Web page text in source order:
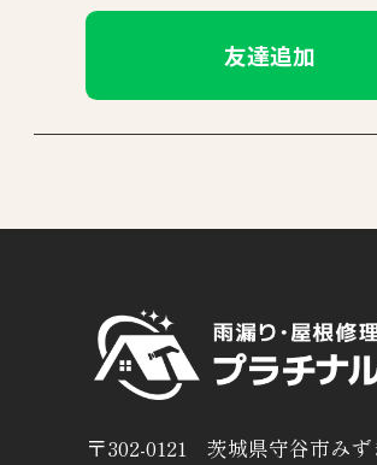
友達追加
〒302-0121 茨城県守谷市みず